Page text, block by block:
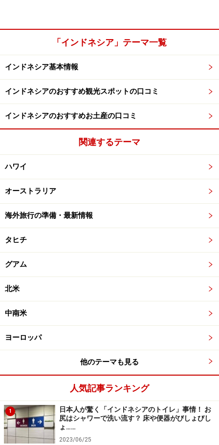
「インドネシア」テーマ一覧
インドネシア基本情報
インドネシアのおすすめ観光スポットの口コミ
インドネシアのおすすめお土産の口コミ
関連するテーマ
ハワイ
オーストラリア
海外旅行の準備・最新情報
タヒチ
グアム
北米
中南米
ヨーロッパ
他のテーマも見る
人気記事ランキング
1
日本人が驚く「インドネシアのトイレ」事情！ お
尻はシャワーで洗い流す？ 床や便器がびしょびし
ょ……
2023/06/25